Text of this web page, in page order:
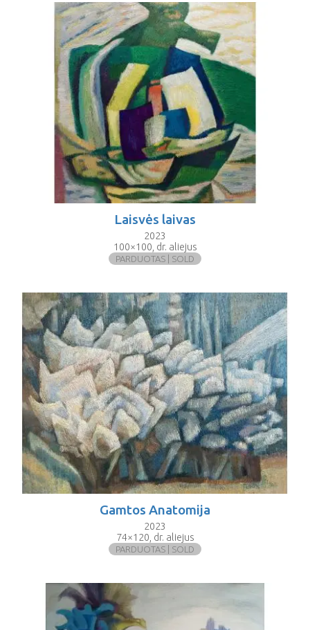
Laisvės laivas
2023
100×100, dr. aliejus
PARDUOTAS | SOLD
Gamtos Anatomija
2023
74×120, dr. aliejus
PARDUOTAS | SOLD